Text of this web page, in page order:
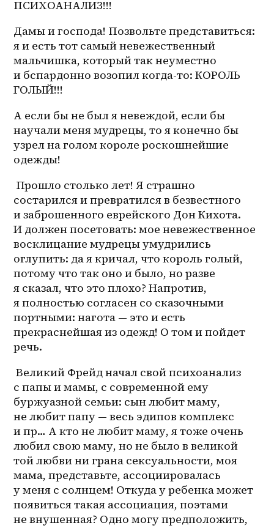
ПСИХОАНАЛИЗ!!!
Дамы и господа! Позвольте представиться:
я и есть тот самый невежественный
мальчишка, который так неуместно
и бспардонно возопил когда-то: КОРОЛЬ
ГОЛЫЙ!!!
А если бы не был я невеждой, если бы
научали меня мудрецы, то я конечно бы
узрел на голом короле роскошнейшие
одежды!
состарился и превратился в безвестного
и заброшенного еврейского Дон Кихота.
И должен посетовать: мое невежественное
восклицание мудрецы умудрились
оглупить: да я кричал, что король голый,
потому что так оно и было, но разве
я сказал, что это плохо? Напротив,
я полностью согласен со сказочными
портными: нагота — это и есть
прекраснейшая из одежд! О том и пойдет
речь.
Великий Фрейд начал свой психоанализ
с папы и мамы, с современной ему
буржуазной семьи: сын любит маму,
не любит папу — весь эдипов комплекс
и пр… А кто не любит маму, я тоже очень
любил свою маму, но не было в великой
той любви ни грана сексуальности, моя
мама, представьте, ассоциировалась
у меня с солнцем! Откуда у ребенка может
появиться такая ассоциация, поэтами
не внушенная? Одно могу предположить,